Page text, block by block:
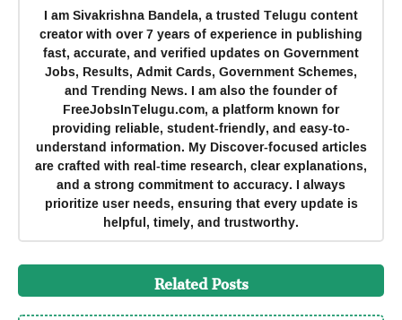
I am Sivakrishna Bandela, a trusted Telugu content
creator with over 7 years of experience in publishing
fast, accurate, and verified updates on Government
Jobs, Results, Admit Cards, Government Schemes,
and Trending News. I am also the founder of
FreeJobsInTelugu.com, a platform known for
providing reliable, student-friendly, and easy-to-
understand information. My Discover-focused articles
are crafted with real-time research, clear explanations,
and a strong commitment to accuracy. I always
prioritize user needs, ensuring that every update is
helpful, timely, and trustworthy.
Related Posts